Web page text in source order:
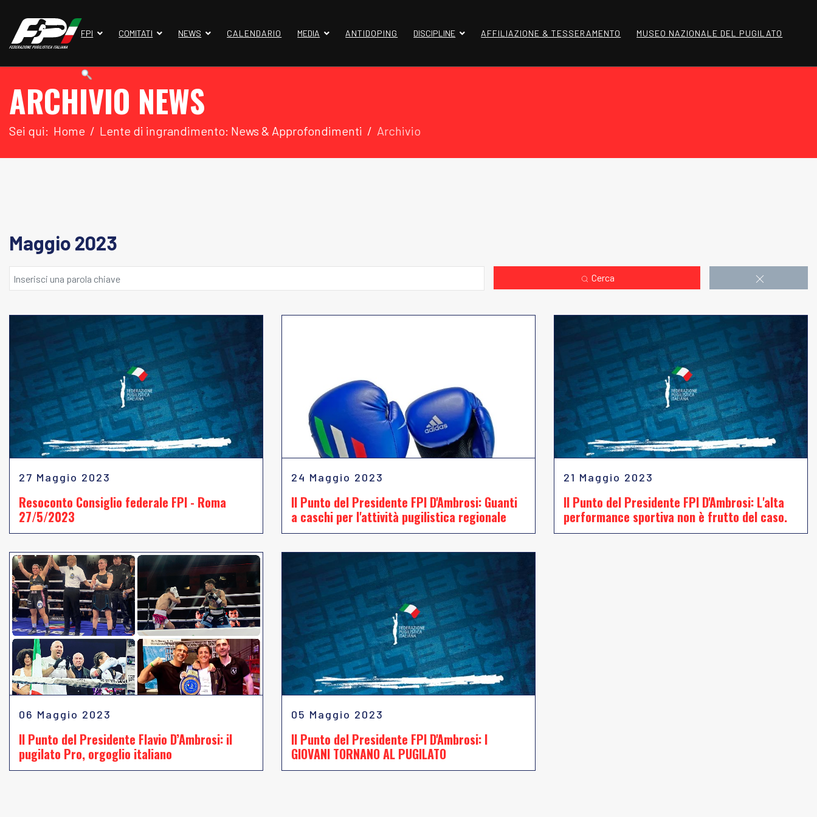
FPI COMITATI NEWS CALENDARIO MEDIA ANTIDOPING DISCIPLINE AFFILIAZIONE & TESSERAMENTO MUSEO NAZIONALE DEL PUGILATO
ARCHIVIO NEWS
Sei qui: Home Lente di ingrandimento: News & Approfondimenti Archivio
Maggio 2023
Cerca
27 Maggio 2023
Resoconto Consiglio federale FPI - Roma
27/5/2023
24 Maggio 2023
Il Punto del Presidente FPI D'Ambrosi: Guanti
a caschi per l'attività pugilistica regionale
21 Maggio 2023
Il Punto del Presidente FPI D'Ambrosi: L'alta
performance sportiva non è frutto del caso.
06 Maggio 2023
Il Punto del Presidente Flavio D’Ambrosi: il
pugilato Pro, orgoglio italiano
05 Maggio 2023
Il Punto del Presidente FPI D'Ambrosi: I
GIOVANI TORNANO AL PUGILATO